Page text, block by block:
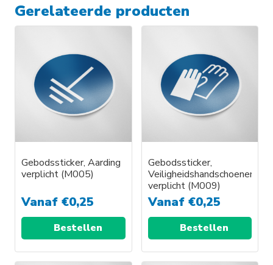
Gerelateerde producten
Gebodssticker, Aarding
verplicht (M005)
Vanaf €0,25
Bestellen
Gebodssticker,
Veiligheidshandschoenen
verplicht (M009)
Vanaf €0,25
Bestellen